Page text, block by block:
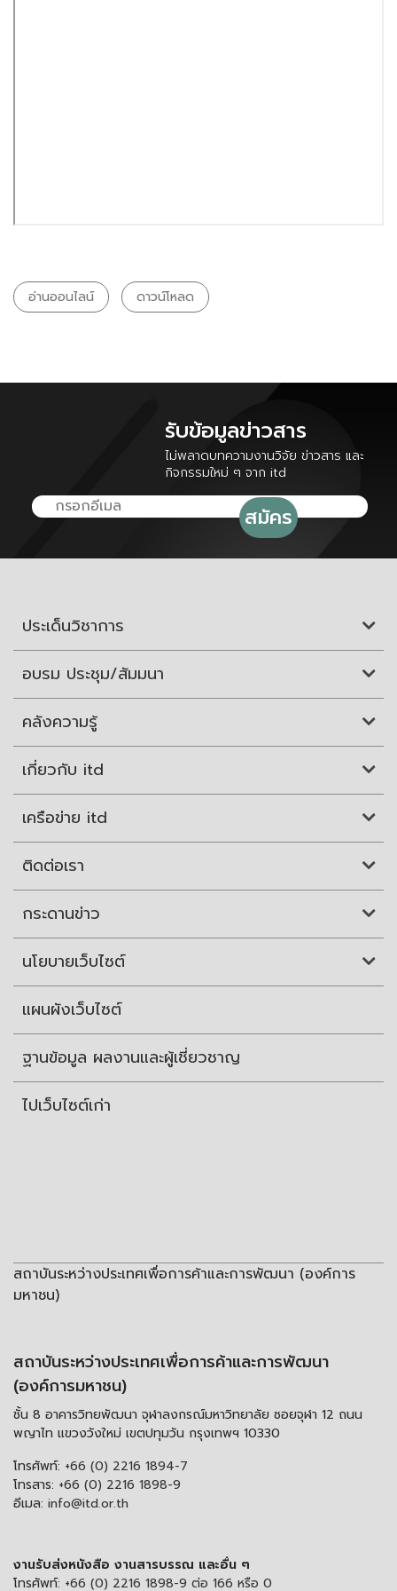
อ่านออนไลน์ ดาวน์โหลด
รับข้อมูลข่าวสาร
ไม่พลาดบทความงานวิจัย ข่าวสาร และ
กิจกรรมใหม่ ๆ จาก itd
ประเด็นวิชาการ
อบรม ประชุม/สัมมนา
คลังความรู้
เกี่ยวกับ itd
เครือข่าย itd
ติดต่อเรา
กระดานข่าว
นโยบายเว็บไซต์
แผนผังเว็บไซต์
ฐานข้อมูล ผลงานและผู้เชี่ยวชาญ
ไปเว็บไซต์เก่า
สถาบันระหว่างประเทศเพื่อการค้าและการพัฒนา (องค์การ
มหาชน)
สถาบันระหว่างประเทศเพื่อการค้าและการพัฒนา
(องค์การมหาชน)
ชั้น 8 อาคารวิทยพัฒนา จุฬาลงกรณ์มหาวิทยาลัย ซอยจุฬา 12 ถนน
พญาไท แขวงวังใหม่ เขตปทุมวัน กรุงเทพฯ 10330
โทรศัพท์: +66 (0) 2216 1894-7
โทรสาร: +66 (0) 2216 1898-9
อีเมล: info@itd.or.th
งานรับส่งหนังสือ งานสารบรรณ และอื่น ๆ
โทรศัพท์: +66 (0) 2216 1898-9 ต่อ 166 หรือ 0